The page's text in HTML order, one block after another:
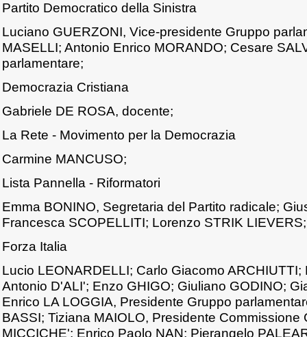
Partito Democratico della Sinistra
Luciano GUERZONI, Vice-presidente Gruppo
MASELLI; Antonio Enrico MORANDO; Cesare
parlamentare;
Democrazia Cristiana
Gabriele DE ROSA, docente;
La Rete - Movimento per la Democrazia
Carmine MANCUSO;
Lista Pannella - Riformatori
Emma BONINO, Segretaria del Partito radicale;
Francesca SCOPELLITI; Lorenzo STRIK
Forza Italia
Lucio LEONARDELLI; Carlo Giacomo ARCHIUTTI;
Antonio D'ALI'; Enzo GHIGO; Giuliano GODINO;
Enrico LA LOGGIA, Presidente Gruppo
BASSI; Tiziana MAIOLO, Presidente Commissione
MICCICHE'; Enrico Paolo NAN; Pierangelo